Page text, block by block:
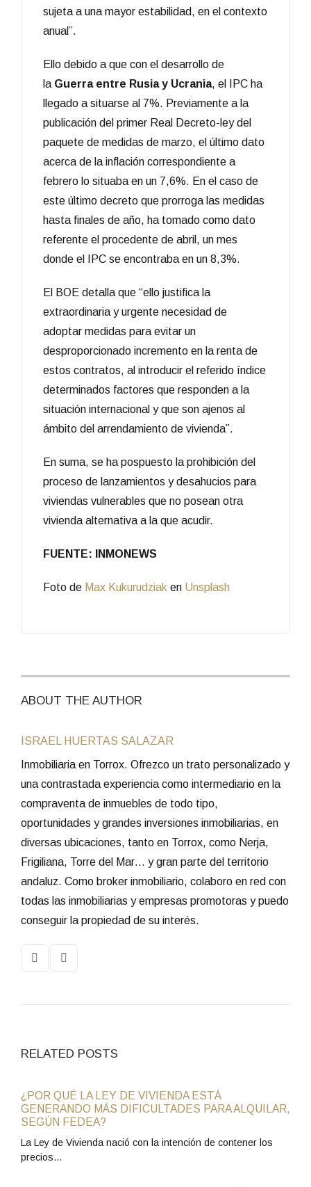
sujeta a una mayor estabilidad, en el contexto
anual”.
Ello debido a que con el desarrollo de
la Guerra entre Rusia y Ucrania, el IPC ha
llegado a situarse al 7%. Previamente a la
publicación del primer Real Decreto-ley del
paquete de medidas de marzo, el último dato
acerca de la inflación correspondiente a
febrero lo situaba en un 7,6%. En el caso de
este último decreto que prorroga las medidas
hasta finales de año, ha tomado como dato
referente el procedente de abril, un mes
donde el IPC se encontraba en un 8,3%.
El BOE detalla que “ello justifica la
extraordinaria y urgente necesidad de
adoptar medidas para evitar un
desproporcionado incremento en la renta de
estos contratos, al introducir el referido índice
determinados factores que responden a la
situación internacional y que son ajenos al
ámbito del arrendamiento de vivienda”.
En suma, se ha pospuesto la prohibición del
proceso de lanzamientos y desahucios para
viviendas vulnerables que no posean otra
vivienda alternativa a la que acudir.
FUENTE: INMONEWS
Foto de Max Kukurudziak en Unsplash
ABOUT THE AUTHOR
ISRAEL HUERTAS SALAZAR
Inmobiliaria en Torrox. Ofrezco un trato personalizado y
una contrastada experiencia como intermediario en la
compraventa de inmuebles de todo tipo,
oportunidades y grandes inversiones inmobiliarias, en
diversas ubicaciones, tanto en Torrox, como Nerja,
Frigiliana, Torre del Mar… y gran parte del territorio
andaluz. Como broker inmobiliario, colaboro en red con
todas las inmobiliarias y empresas promotoras y puedo
conseguir la propiedad de su interés.
RELATED POSTS
¿POR QUÉ LA LEY DE VIVIENDA ESTÁ
GENERANDO MÁS DIFICULTADES PARA ALQUILAR,
SEGÚN FEDEA?
La Ley de Vivienda nació con la intención de contener los
precios…